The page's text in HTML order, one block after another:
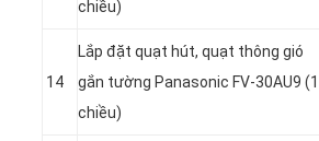
chiều)
14
Lắp đặt quạt hút, quạt thông gió
gắn tường Panasonic FV-30AU9 (1
chiều)